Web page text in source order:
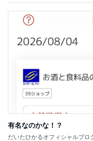
有名なのかな！？
だいたひかるオフィシャルブロ